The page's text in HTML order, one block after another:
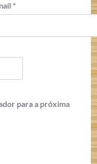
*
para a próxima